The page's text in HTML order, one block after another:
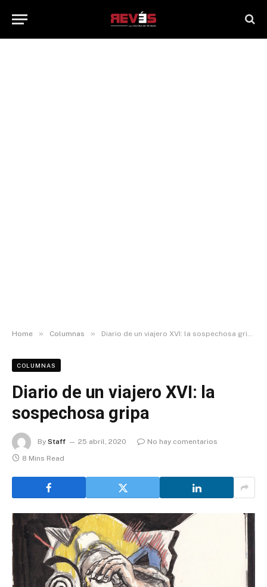
Home » Columnas » Diario de un viajero XVI: la sospechosa gripa
COLUMNAS
Diario de un viajero XVI: la
sospechosa gripa
By Staff 25 abril, 2020
No hay comentarios
8 Mins Read